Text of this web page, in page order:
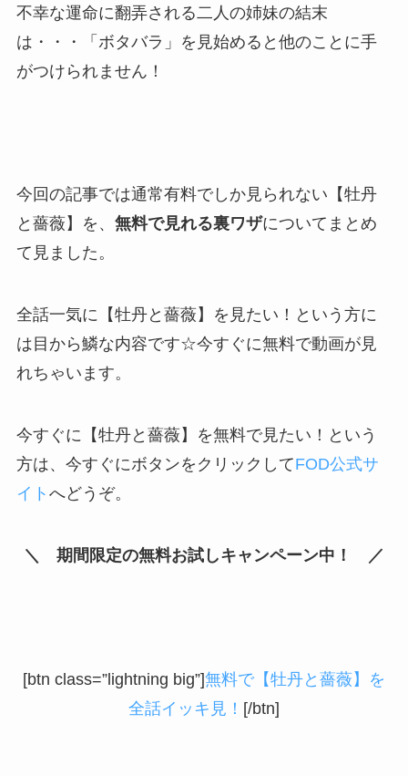
不幸な運命に翻弄される二人の姉妹の結末
は・・・「ボタバラ」を見始めると他のことに手
がつけられません！
今回の記事では通常有料でしか見られない【牡丹
と薔薇】を、 無料で見れる裏ワザについてまとめ
て見ました。
全話一気に【牡丹と薔薇】を見たい！という方に
は目から鱗な内容です☆今すぐに無料で動画が見
れちゃいます。
今すぐに【牡丹と薔薇】を無料で見たい！という
方は、今すぐにボタンをクリックしてFOD公式サ
イト へどうぞ。
＼ 期間限定の無料お試しキャンペーン中！ ／
[btn class=”lightning big”]無料で【牡丹と薔薇】を
全話イッキ見！ [/btn]